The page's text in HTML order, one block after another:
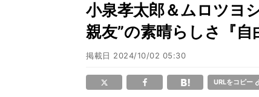
小泉孝太郎＆ムロツヨ
親友”の素晴らしさ『自
掲載日 2024/10/02 05:30
URLをコピー